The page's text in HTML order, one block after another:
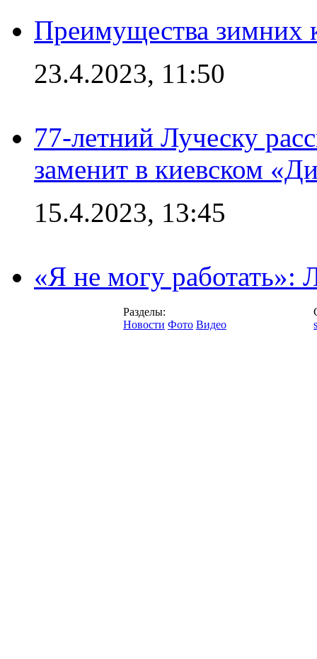
Преимущества зимних
23.4.2023, 11:50
77-летний Луческу
заменит в киевском
15.4.2023, 13:45
«Я не могу работать»:
Разделы:
Новости Фото Видео